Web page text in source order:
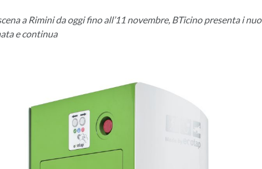
a Rimini da oggi fino all’11 novembre, BTicino presenta i
e continua